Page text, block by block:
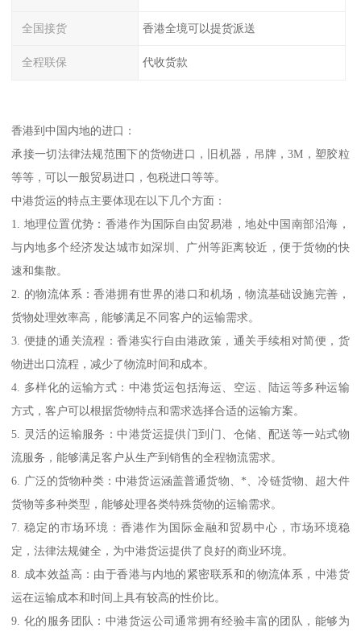
全国接货 香港全境可以提货派送
全程联保 代收货款
香港到中国内地的进口：
承接一切法律法规范围下的货物进口，旧机器，吊牌，3M，塑胶粒
等等，可以一般贸易进口，包税进口等等。
中港货运的特点主要体现在以下几个方面：
1. 地理位置优势：香港作为国际自由贸易港，地处中国南部沿海，
与内地多个经济发达城市如深圳、广州等距离较近，便于货物的快
速和集散。
2. 的物流体系：香港拥有世界的港口和机场，物流基础设施完善，
货物处理效率高，能够满足不同客户的运输需求。
3. 便捷的通关流程：香港实行自由港政策，通关手续相对简便，货
物进出口流程，减少了物流时间和成本。
4. 多样化的运输方式：中港货运包括海运、空运、陆运等多种运输
方式，客户可以根据货物特点和需求选择合适的运输方案。
5. 灵活的运输服务：中港货运提供门到门、仓储、配送等一站式物
流服务，能够满足客户从生产到销售的全程物流需求。
6. 广泛的货物种类：中港货运涵盖普通货物、*、冷链货物、超大件
货物等多种类型，能够处理各类特殊货物的运输需求。
7. 稳定的市场环境：香港作为国际金融和贸易中心，市场环境稳
定，法律法规健全，为中港货运提供了良好的商业环境。
8. 成本效益高：由于香港与内地的紧密联系和的物流体系，中港货
运在运输成本和时间上具有较高的性价比。
9. 化的服务团队：中港货运公司通常拥有经验丰富的团队，能够为